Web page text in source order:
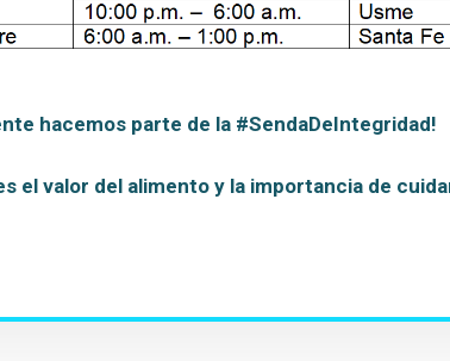
hacemos parte de la #SendaDeIntegridad!
el valor del alimento y la importancia de